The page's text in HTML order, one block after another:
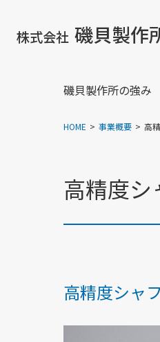
株式会社 磯貝製作
磯貝製作所の強み
HOME 事業概要 高
高精度
高精度シャ